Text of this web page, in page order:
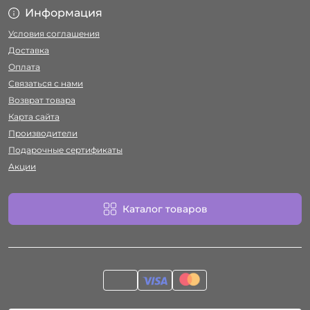
Информация
Условия соглашения
Доставка
Оплата
Связаться с нами
Возврат товара
Карта сайта
Производители
Подарочные сертификаты
Акции
Каталог товаров